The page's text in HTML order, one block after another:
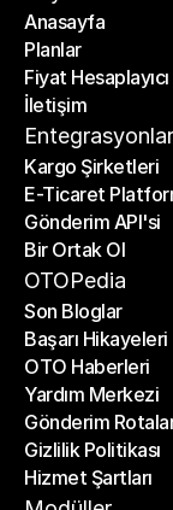
Anasayfa
Anasayfa
Planlar
Planlar
Fiyat Hesaplayıcı
Fiyat Hesaplayıcı
İletişim
İletişim
Entegrasyonlar
Kargo Şirketleri
Kargo Şirketleri
E-Ticaret
E-Ticaret
Gönderim API'si
Gönderim API'si
Bir Ortak Ol
Bir Ortak Ol
OTOPedia
Son Bloglar
Son Bloglar
Başarı Hikayeleri
Başarı Hikayeleri
OTO Haberleri
OTO Haberleri
Yardım Merkezi
Yardım Merkezi
Gönderim
Gönderim Rotaları
Gizlilik Politikası
Gizlilik Politikası
Hizmet Şartları